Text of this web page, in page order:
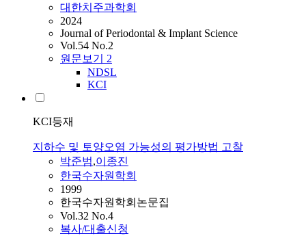
대한치주과학회
2024
Journal of Periodontal & Implant Science
Vol.54 No.2
원문보기 2
NDSL
KCI
KCI등재
지하수 및 토양오염 가능성의 평가방법 고찰
박준범,이종진
한국수자원학회
1999
한국수자원학회논문집
Vol.32 No.4
복사/대출신청